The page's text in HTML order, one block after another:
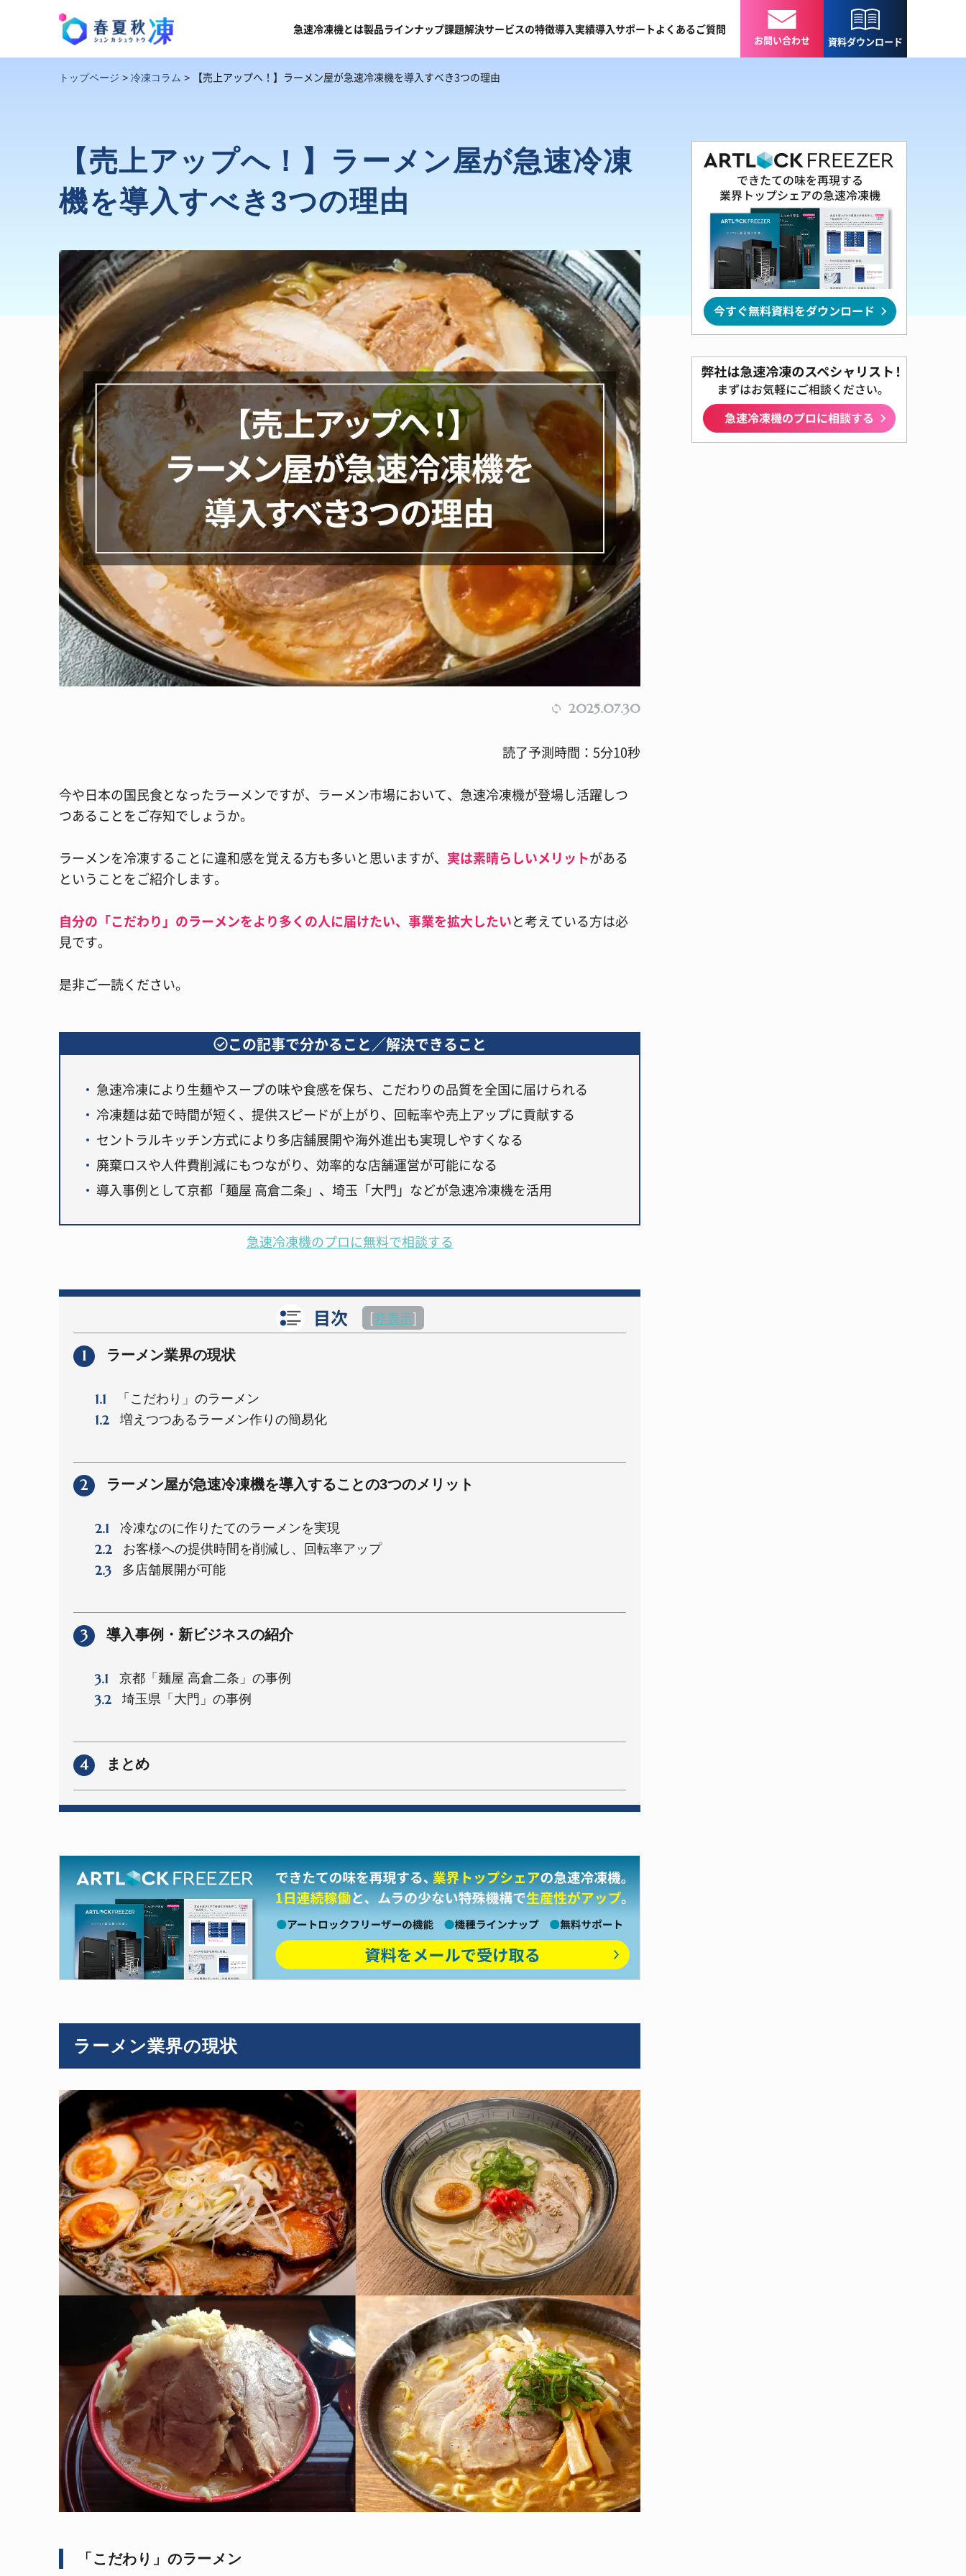
急速冷凍機とは製品ラインナップ課題解決サービスの特徴導入実績導入サポートよくあるご質問
お問い合わせ 資料ダウンロード
トップページ > 冷凍コラム > 【売上アップへ！】ラーメン屋が急速冷凍機を導入すべき3つの理由
【売上アップへ！】ラーメン屋が急速冷凍
機を導入すべき3つの理由
2025.07.30
読了予測時間：5分10秒
今や日本の国民食となったラーメンですが、ラーメン市場において、急速冷凍機が登場し活躍しつ
つあることをご存知でしょうか。
ラーメンを冷凍することに違和感を覚える方も多いと思いますが、 実は素晴らしいメリットがある
ということをご紹介します。
自分の「こだわり」のラーメンをより多くの人に届けたい、事業を拡大したいと考えている方は必
見です。
是非ご一読ください。
この記事で分かること／解決できること
急速冷凍により生麺やスープの味や食感を保ち、こだわりの品質を全国に届けられる
冷凍麺は茹で時間が短く、提供スピードが上がり、回転率や売上アップに貢献する
セントラルキッチン方式により多店舗展開や海外進出も実現しやすくなる
廃棄ロスや人件費削減にもつながり、効率的な店舗運営が可能になる
導入事例として京都「麺屋 高倉二条」、埼玉「大門」などが急速冷凍機を活用
急速冷凍機のプロに無料で相談する
目次 [非表示]
1 ラーメン業界の現状
1.1 「こだわり」のラーメン
1.2 増えつつあるラーメン作りの簡易化
2 ラーメン屋が急速冷凍機を導入することの3つのメリット
2.1 冷凍なのに作りたてのラーメンを実現
2.2 お客様への提供時間を削減し、回転率アップ
2.3 多店舗展開が可能
3 導入事例・新ビジネスの紹介
3.1 京都「麺屋 高倉二条」の事例
3.2 埼玉県「大門」の事例
4 まとめ
ラーメン業界の現状
「こだわり」のラーメン